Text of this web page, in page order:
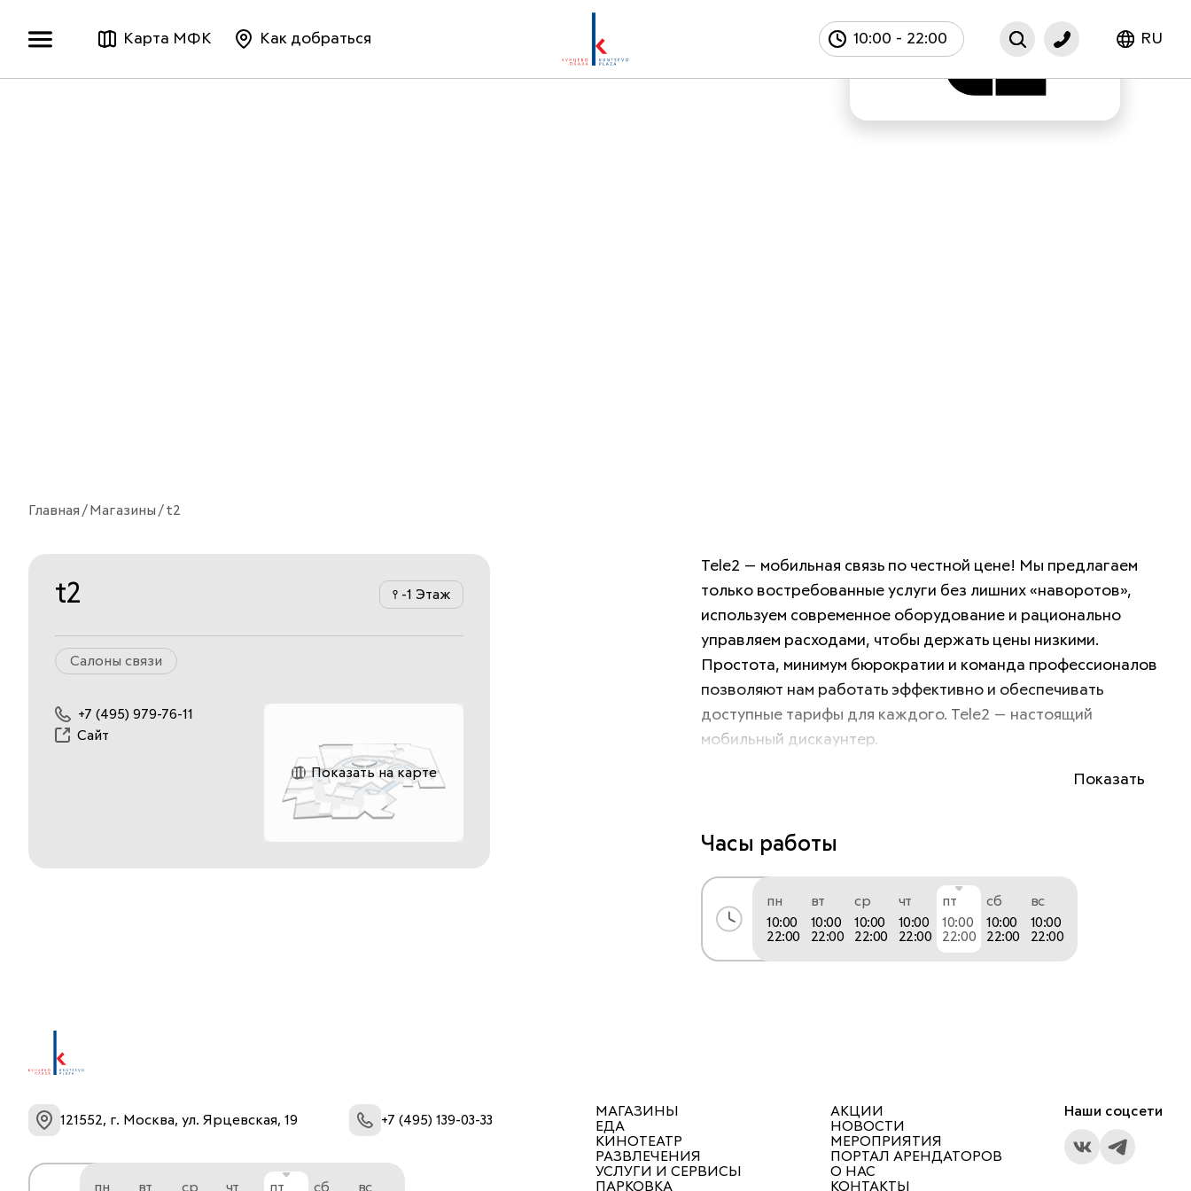
Карта МФК Как добраться 10:00 - 22:00 RU
Главная Магазины t2
t2 -1 Этаж
Салоны связи
+7 (495) 979-76-11
Сайт
Показать на карте
Tele2 — мобильная связь по честной цене! Мы предлагаем
только востребованные услуги без лишних «наворотов»,
используем современное оборудование и рационально
управляем расходами, чтобы держать цены низкими.
Простота, минимум бюрократии и команда профессионалов
позволяют нам работать эффективно и обеспечивать
доступные тарифы для каждого. Tele2 — настоящий
мобильный дискаунтер.
Показать
Часы работы
пн
10:00
22:00
вт
10:00
22:00
ср
10:00
22:00
чт
10:00
22:00
пт
10:00
22:00
сб
10:00
22:00
вс
10:00
22:00
121552, г. Москва, ул. Ярцевская, 19 +7 (495) 139-03-33
пн вт ср чт пт сб вс
МАГАЗИНЫ
ЕДА
КИНОТЕАТР
РАЗВЛЕЧЕНИЯ
УСЛУГИ И СЕРВИСЫ
ПАРКОВКА
АКЦИИ
НОВОСТИ
МЕРОПРИЯТИЯ
ПОРТАЛ АРЕНДАТОРОВ
О НАС
КОНТАКТЫ
Наши соцсети